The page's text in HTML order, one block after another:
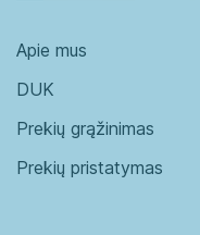
Apie mus
DUK
Prekių grąžinimas
Prekių pristatymas